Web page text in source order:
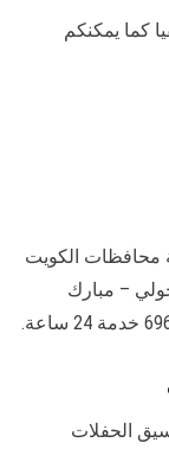
كما يمكنكم
محافظات الكويت
– مبارك
الحفلات